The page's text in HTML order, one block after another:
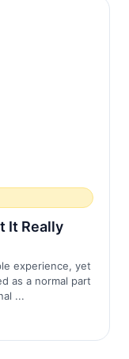
It Really
experience, yet
as a normal part
...